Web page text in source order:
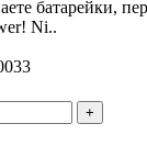
батарейки,
Ni..
+